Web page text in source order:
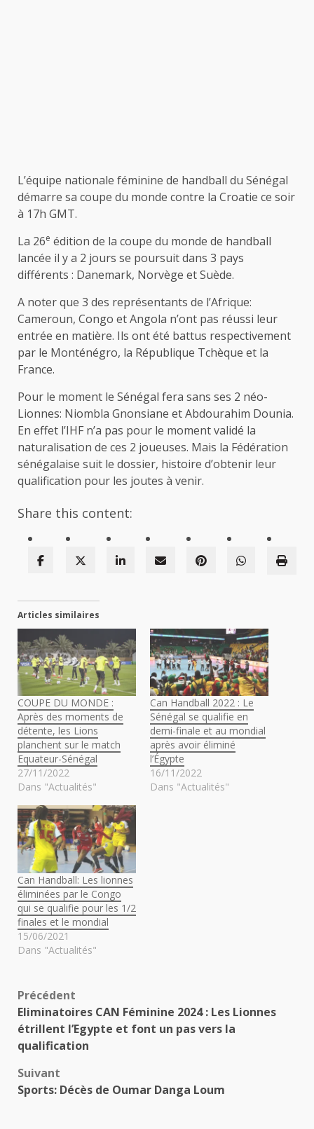
L’équipe nationale féminine de handball du Sénégal
démarre sa coupe du monde contre la Croatie ce soir
à 17h GMT.
La 26e édition de la coupe du monde de handball
lancée il y a 2 jours se poursuit dans 3 pays
différents : Danemark, Norvège et Suède.
A noter que 3 des représentants de l’Afrique:
Cameroun, Congo et Angola n’ont pas réussi leur
entrée en matière. Ils ont été battus respectivement
par le Monténégro, la République Tchèque et la
France.
Pour le moment le Sénégal fera sans ses 2 néo-
Lionnes: Niombla Gnonsiane et Abdourahim Dounia.
En effet l’IHF n’a pas pour le moment validé la
naturalisation de ces 2 joueuses. Mais la Fédération
sénégalaise suit le dossier, histoire d’obtenir leur
qualification pour les joutes à venir.
Share this content:
Articles similaires
COUPE DU MONDE :
Après des moments de
détente, les Lions
planchent sur le match
Equateur-Sénégal
27/11/2022
Dans "Actualités"
Can Handball 2022 : Le
Sénégal se qualifie en
demi-finale et au mondial
après avoir éliminé
l’Égypte
16/11/2022
Dans "Actualités"
Can Handball: Les lionnes
éliminées par le Congo
qui se qualifie pour les 1/2
finales et le mondial
15/06/2021
Dans "Actualités"
Navigation
d’article
Précédent
Eliminatoires CAN Féminine 2024 : Les Lionnes
étrillent l’Egypte et font un pas vers la
qualification
Suivant
Sports: Décès de Oumar Danga Loum